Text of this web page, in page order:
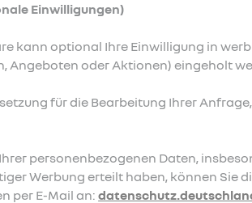
Einwilligungen)
kann optional Ihre Einwilligung in
Angeboten oder Aktionen) eingeholt
für die Bearbeitung Ihrer Anfrage,
personenbezogenen Daten,
Werbung erteilt haben, können Sie
per E-Mail an: